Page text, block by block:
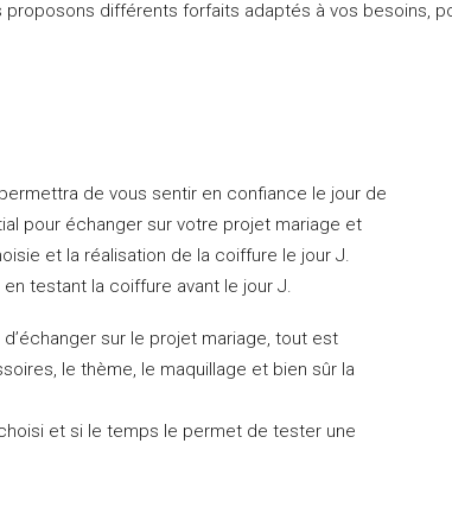
différents forfaits adaptés à vos besoins,
de vous sentir en confiance le jour de
pour échanger sur votre projet mariage et
et la réalisation de la coiffure le jour J.
testant la coiffure avant le jour J.
sur le projet mariage, tout est
le thème, le maquillage et bien sûr la
et si le temps le permet de tester une